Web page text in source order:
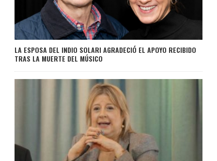
LA ESPOSA DEL INDIO SOLARI AGRADECIÓ EL APOYO RECIBIDO
TRAS LA MUERTE DEL MÚSICO